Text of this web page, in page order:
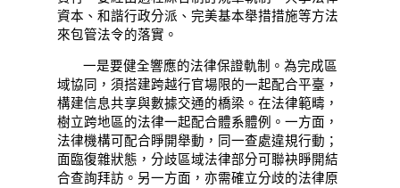
資本、和諧行政分派、完美基本舉措措施等方法
來包管法令的落實。
一是要健全響應的法律保證軌制。為完成區
域協同，須搭建跨越行官場限的一起配合平臺，
構建信息共享與數據交通的橋梁。在法律範疇，
樹立跨地區的法律一起配合體系體例。一方面，
法律機構可配合睜開舉動，同一查處違規行動；
面臨復雜狀態，分歧區域法律部分可聯袂睜開結
合查詢拜訪。另一方面，亦需確立分歧的法律原